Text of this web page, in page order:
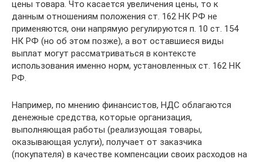
цены товара. Что касается увеличения цены, то к
данным отношениям положения ст. 162 НК РФ не
применяются, они напрямую регулируются п. 10 ст. 154
НК РФ (но об этом позже), а вот оставшиеся виды
выплат могут рассматриваться в контексте
использования именно норм, установленных ст. 162 НК
РФ.
Например, по мнению финансистов, НДС облагаются
денежные средства, которые организация,
выполняющая работы (реализующая товары,
оказывающая услуги), получает от заказчика
(покупателя) в качестве компенсации своих расходов на